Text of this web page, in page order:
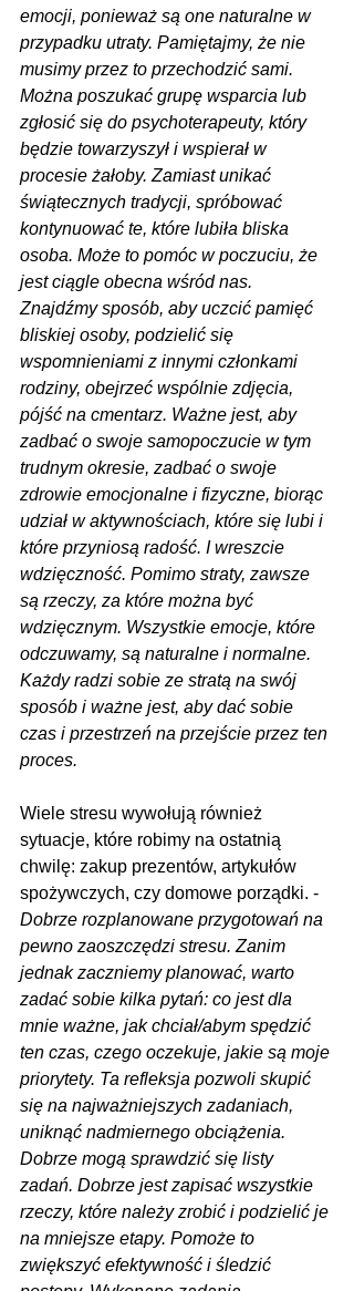
emocji, ponieważ są one naturalne w
przypadku utraty. Pamiętajmy, że nie
musimy przez to przechodzić sami.
Można poszukać grupę wsparcia lub
zgłosić się do psychoterapeuty, który
będzie towarzyszył i wspierał w
procesie żałoby. Zamiast unikać
świątecznych tradycji, spróbować
kontynuować te, które lubiła bliska
osoba. Może to pomóc w poczuciu, że
jest ciągle obecna wśród nas.
Znajdźmy sposób, aby uczcić pamięć
bliskiej osoby, podzielić się
wspomnieniami z innymi członkami
rodziny, obejrzeć wspólnie zdjęcia,
pójść na cmentarz. Ważne jest, aby
zadbać o swoje samopoczucie w tym
trudnym okresie, zadbać o swoje
zdrowie emocjonalne i fizyczne, biorąc
udział w aktywnościach, które się lubi i
które przyniosą radość. I wreszcie
wdzięczność. Pomimo straty, zawsze
są rzeczy, za które można być
wdzięcznym. Wszystkie emocje, które
odczuwamy, są naturalne i normalne.
Każdy radzi sobie ze stratą na swój
sposób i ważne jest, aby dać sobie
czas i przestrzeń na przejście przez ten
proces.
Wiele stresu wywołują również
sytuacje, które robimy na ostatnią
chwilę: zakup prezentów, artykułów
spożywczych, czy domowe porządki. -
Dobrze rozplanowane przygotowań na
pewno zaoszczędzi stresu. Zanim
jednak zaczniemy planować, warto
zadać sobie kilka pytań: co jest dla
mnie ważne, jak chciał/abym spędzić
ten czas, czego oczekuje, jakie są moje
priorytety. Ta refleksja pozwoli skupić
się na najważniejszych zadaniach,
uniknąć nadmiernego obciążenia.
Dobrze mogą sprawdzić się listy
zadań. Dobrze jest zapisać wszystkie
rzeczy, które należy zrobić i podzielić je
na mniejsze etapy. Pomoże to
zwiększyć efektywność i śledzić